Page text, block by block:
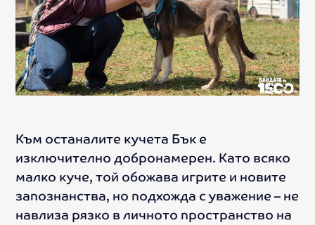
Към останалите кучета Бък е
изключително добронамерен. Като всяко
малко куче, той обожава игрите и новите
запознанства, но подхожда с уважение – не
навлиза рязко в личното пространство на